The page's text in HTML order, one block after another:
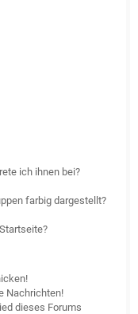
ich ihnen bei?
farbig dargestellt?
Nachrichten!
dieses Forums